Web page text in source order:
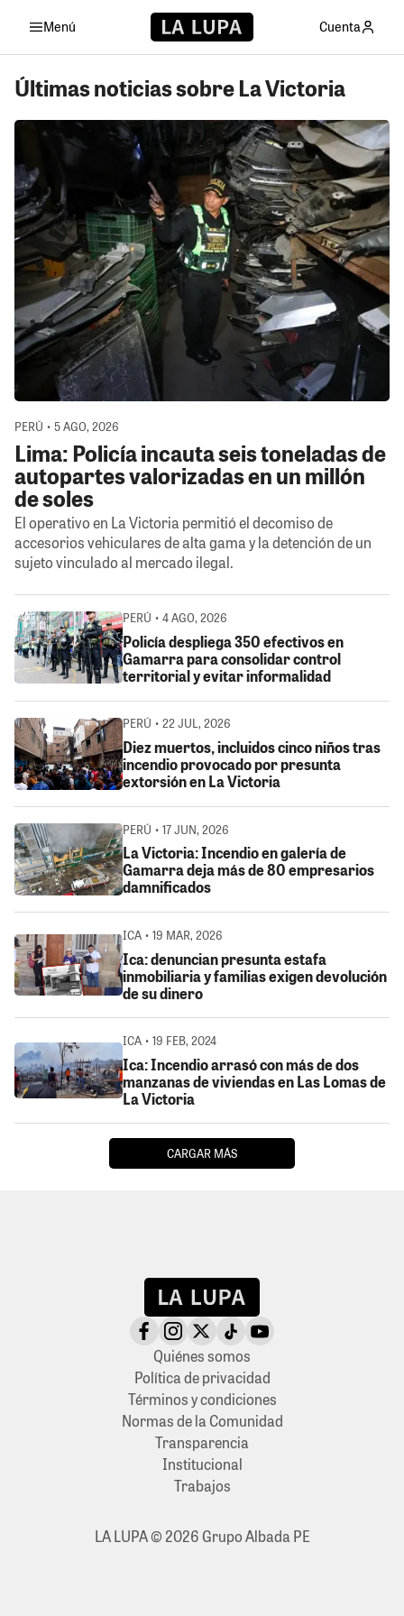
Menú Cuenta
Últimas noticias sobre La Victoria
PERÚ • 5 AGO, 2026
Lima: Policía incauta seis toneladas de
autopartes valorizadas en un millón
de soles
El operativo en La Victoria permitió el decomiso de
accesorios vehiculares de alta gama y la detención de un
sujeto vinculado al mercado ilegal.
PERÚ • 4 AGO, 2026
Policía despliega 350 efectivos en
Gamarra para consolidar control
territorial y evitar informalidad
PERÚ • 22 JUL, 2026
Diez muertos, incluidos cinco niños tras
incendio provocado por presunta
extorsión en La Victoria
PERÚ • 17 JUN, 2026
La Victoria: Incendio en galería de
Gamarra deja más de 80 empresarios
damnificados
ICA • 19 MAR, 2026
Ica: denuncian presunta estafa
inmobiliaria y familias exigen devolución
de su dinero
ICA • 19 FEB, 2024
Ica: Incendio arrasó con más de dos
manzanas de viviendas en Las Lomas de
La Victoria
CARGAR MÁS
Quiénes somos
Política de privacidad
Términos y condiciones
Normas de la Comunidad
Transparencia
Institucional
Trabajos
LA LUPA © 2026 Grupo Albada PE